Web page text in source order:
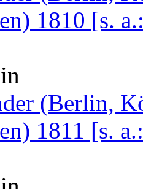
1810 [s.
(Berlin,
1811 [s.